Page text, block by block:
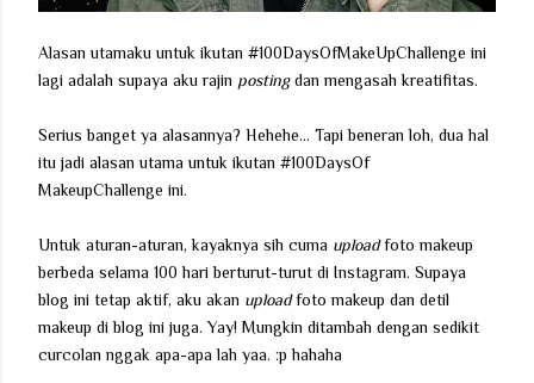
Alasan utamaku untuk ikutan #100DaysOfMakeUpChallenge ini
lagi adalah supaya aku rajin postingdan mengasah kreatifitas.
Serius banget ya alasannya? Hehehe... Tapi beneran loh, dua hal
itu jadi alasan utama untuk ikutan #100DaysOf
MakeupChallenge ini.
Untuk aturan-aturan, kayaknya sih cuma uploadfoto makeup
berbeda selama 100 hari berturut-turut di Instagram. Supaya
blog ini tetap aktif, aku akan uploadfoto makeup dan detil
makeup di blog ini juga. Yay! Mungkin ditambah dengan sedikit
curcolan nggak apa-apa lah yaa. :p hahaha